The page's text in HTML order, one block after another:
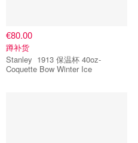
€80.00
蹲补货
Stanley 1913 保温杯 40oz-
Coquette Bow Winter Ice